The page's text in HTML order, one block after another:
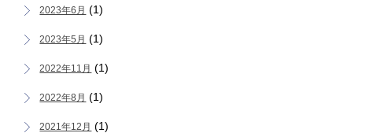
2023年6月 (1)
2023年5月 (1)
2022年11月 (1)
2022年8月 (1)
2021年12月 (1)